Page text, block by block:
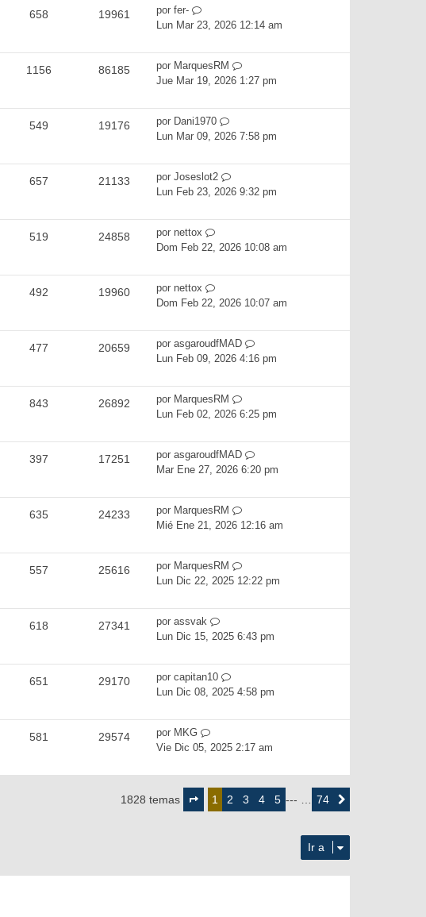
658 19961 por fer-
Lun Mar 23, 2026 12:14 am
1156 86185 por MarquesRM
Jue Mar 19, 2026 1:27 pm
549 19176 por Dani1970
Lun Mar 09, 2026 7:58 pm
657 21133 por Joseslot2
Lun Feb 23, 2026 9:32 pm
519 24858 por nettox
Dom Feb 22, 2026 10:08 am
492 19960 por nettox
Dom Feb 22, 2026 10:07 am
477 20659 por asgaroudfMAD
Lun Feb 09, 2026 4:16 pm
843 26892 por MarquesRM
Lun Feb 02, 2026 6:25 pm
397 17251 por asgaroudfMAD
Mar Ene 27, 2026 6:20 pm
635 24233 por MarquesRM
Mié Ene 21, 2026 12:16 am
557 25616 por MarquesRM
Lun Dic 22, 2025 12:22 pm
618 27341 por assvak
Lun Dic 15, 2025 6:43 pm
651 29170 por capitan10
Lun Dic 08, 2025 4:58 pm
581 29574 por MKG
Vie Dic 05, 2025 2:17 am
1828 temas
de
1 2 3 4 5 --- … 74
Siguiente
Ir a